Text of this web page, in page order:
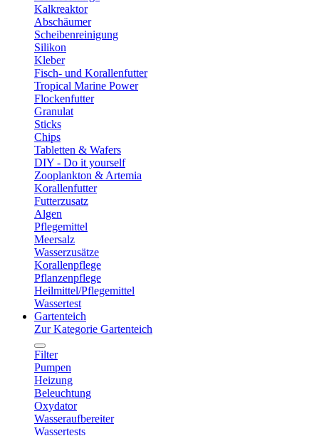
Kalkreaktor
Abschäumer
Scheibenreinigung
Silikon
Kleber
Fisch- und Korallenfutter
Tropical Marine Power
Flockenfutter
Granulat
Sticks
Chips
Tabletten & Wafers
DIY - Do it yourself
Zooplankton & Artemia
Korallenfutter
Futterzusatz
Algen
Pflegemittel
Meersalz
Wasserzusätze
Korallenpflege
Pflanzenpflege
Heilmittel/Pflegemittel
Wassertest
Gartenteich
Zur Kategorie Gartenteich
Filter
Pumpen
Heizung
Beleuchtung
Oxydator
Wasseraufbereiter
Wassertests